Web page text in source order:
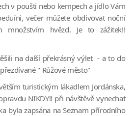
v poušti nebo kempech a jídlo Vám
večer můžete obdivovat noční
množstvím hvězd. Je to zážitek!!
na další překrásný výlet - a to do
" Růžové město"
turistickým lákadlem Jordánska,
NIKDY!! při návštěvě vynechat
byla zapsána na Seznam přírodního